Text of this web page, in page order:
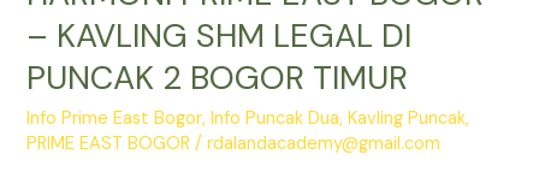
– KAVLING SHM LEGAL DI
PUNCAK 2 BOGOR TIMUR
Info Prime East Bogor,Info Puncak Dua,Kavling Puncak,
PRIME EAST BOGOR /rdalandacademy@gmail.com